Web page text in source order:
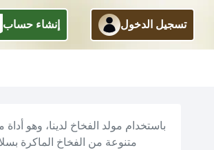
إنشاء حساب تسجيل الدخول
رجوع
متنوعة من الفخاخ الماكرة